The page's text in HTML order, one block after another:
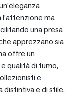
ma
una presa
apprezzano sia
offre un
qualità di fumo,
e
distintiva e di stile.